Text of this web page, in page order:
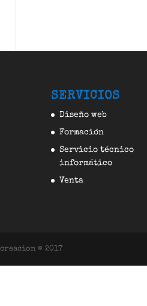
SERVICIOS
Diseño web
Formación
Servicio técnico
informático
Venta
© 2017